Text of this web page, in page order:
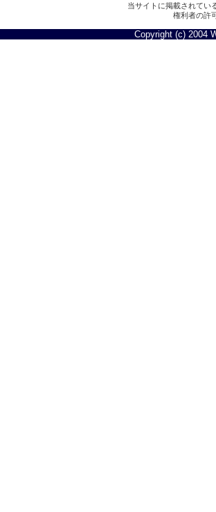
当サイトに掲載されてい
権利者の許
Copyright (c) 2004